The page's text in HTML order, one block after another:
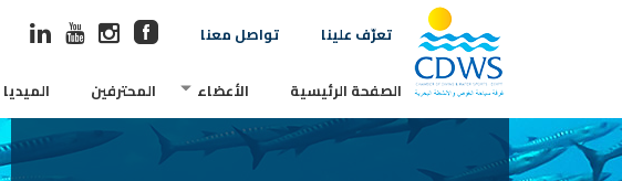
تعرّف علينا تواصل معنا
الصفحة الرئيسية الأعضاء المحترفين الميديا